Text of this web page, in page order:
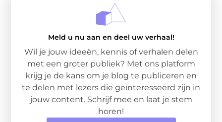
Meld u nu aan en deel uw verhaal!
Wil je jouw ideeën, kennis of verhalen delen
met een groter publiek? Met ons platform
krijg je de kans om je blog te publiceren en
te delen met lezers die geïnteresseerd zijn in
jouw content. Schrijf mee en laat je stem
horen!